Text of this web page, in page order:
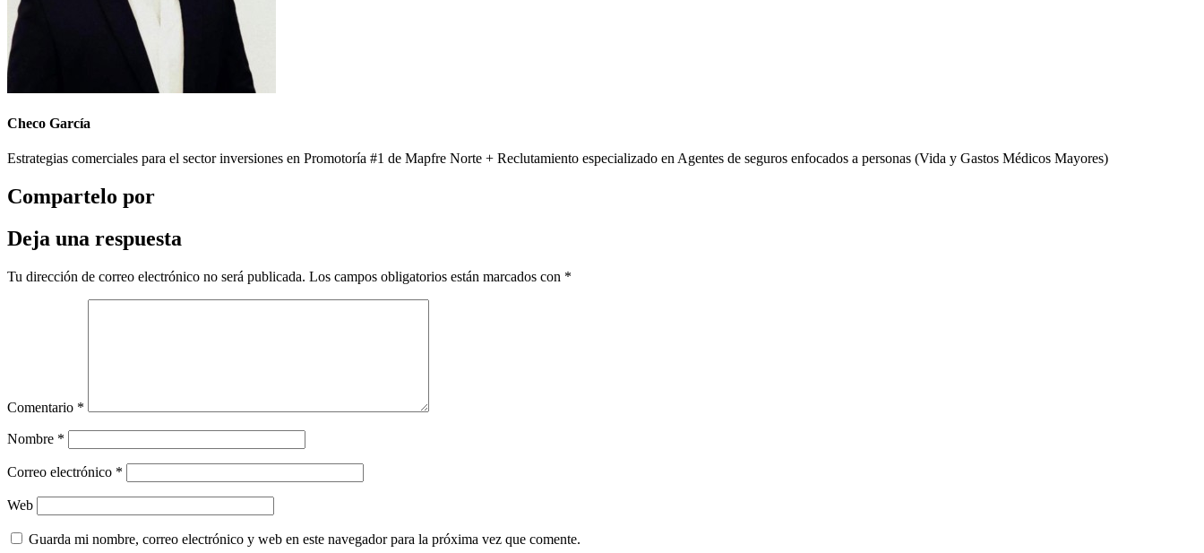
Checo García
Estrategias comerciales para el sector inversiones en Promotoría #1 de Mapfre Norte + Reclutamiento especializado en Agentes de seguros enfocados a personas (Vida y Gastos Médicos Mayores)
Compartelo por
Deja una respuesta
Tu dirección de correo electrónico no será publicada. Los campos obligatorios están marcados con *
Comentario *
Nombre *
Correo electrónico *
Web
Guarda mi nombre, correo electrónico y web en este navegador para la próxima vez que comente.